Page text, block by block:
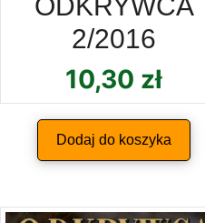
2/2016
10,30 zł
Dodaj do koszyka